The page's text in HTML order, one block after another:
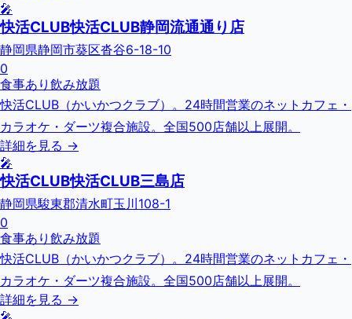
🎤
快活CLUB快活CLUB静岡流通通り店
静岡県静岡市葵区沓谷6-18-10
0
食事あり 飲み放題
快活CLUB（かいかつクラブ）。24時間営業のネットカフェ・
カラオケ・ダーツ複合施設。全国500店舗以上展開。
詳細を見る →
🎤
快活CLUB快活CLUB三島店
静岡県駿東郡清水町玉川108-1
0
食事あり 飲み放題
快活CLUB（かいかつクラブ）。24時間営業のネットカフェ・
カラオケ・ダーツ複合施設。全国500店舗以上展開。
詳細を見る →